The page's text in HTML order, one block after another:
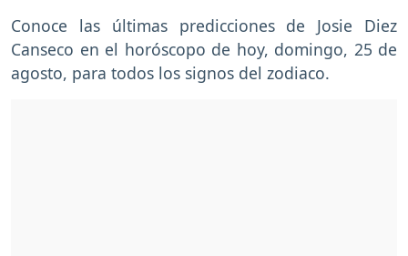
Conoce las últimas predicciones de Josie Diez
Canseco en el horóscopo de hoy, domingo, 25 de
agosto, para todos los signos del zodiaco.